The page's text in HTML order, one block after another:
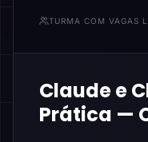
TURMA COM VAGAS
Claude e
Prática —